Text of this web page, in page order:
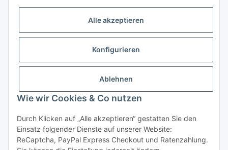
Alle akzeptieren
Konfigurieren
Ablehnen
Wie wir Cookies & Co nutzen
Durch Klicken auf „Alle akzeptieren“ gestatten Sie den
Einsatz folgender Dienste auf unserer Website:
ReCaptcha, PayPal Express Checkout und Ratenzahlung.
Vertrag widerrufen